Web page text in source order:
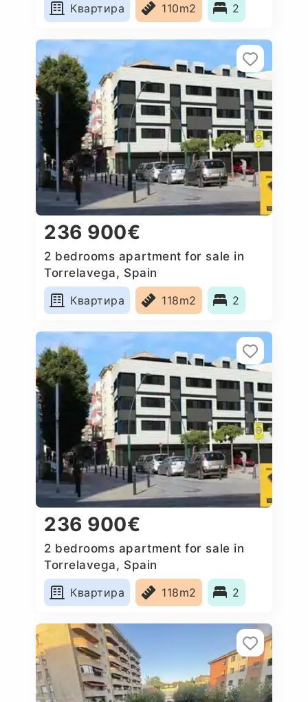
Квартира
110m2 2
236 900€
2 bedrooms apartment for sale in
Torrelavega, Spain
Квартира
118m2 2
236 900€
2 bedrooms apartment for sale in
Torrelavega, Spain
Квартира
118m2 2